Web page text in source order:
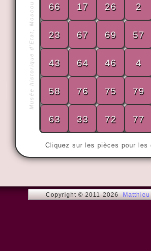
Musée historique d'Etat, Moscou
Cliquez sur les pièces pour
« Le seul
tentation,
languir de
66 17 26 2
23 67 69 57
43 64 46 4
58 76 75 79
63 33 72 77
Copyright © 2011-2026